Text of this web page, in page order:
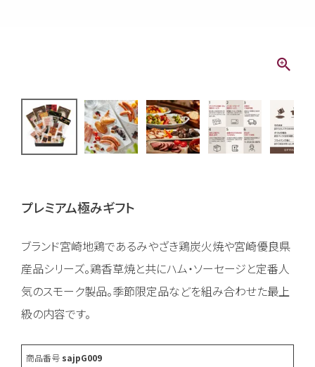
プレミアム極みギフト
ブランド宮崎地鶏であるみやざき鶏炭火焼や宮崎優良県
産品シリーズ。鶏香草焼と共にハム・ソーセージと定番人
気のスモーク製品。季節限定品などを組み合わせた最上
級の内容です。
商品番号 sajpG009